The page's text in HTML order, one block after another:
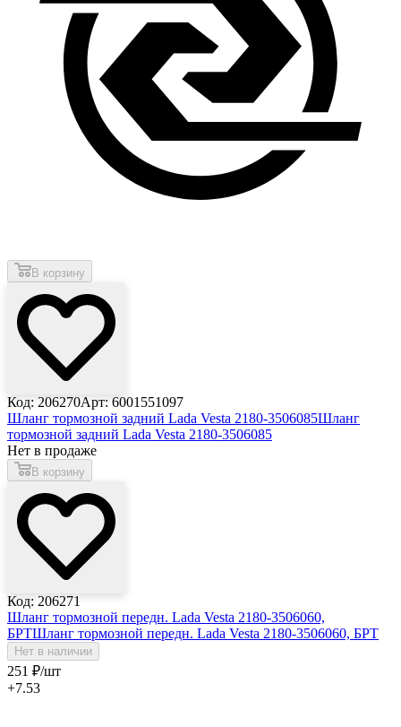
В корзину
Код: 206270Арт: 6001551097
Шланг тормозной задний Lada Vesta 2180-3506085Шланг
тормозной задний Lada Vesta 2180-3506085
Нет в продаже
В корзину
Код: 206271
Шланг тормозной передн. Lada Vesta 2180-3506060,
БРТШланг тормозной передн. Lada Vesta 2180-3506060, БРТ
Нет в наличии
251 ₽/шт
+7.53